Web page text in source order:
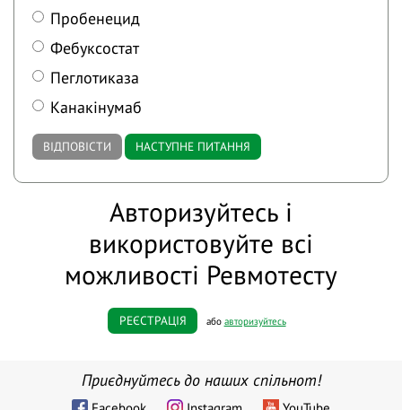
Пробенецид
Фебуксостат
Пеглотиказа
Канакінумаб
ВІДПОВІСТИ НАСТУПНЕ ПИТАННЯ
Авторизуйтесь і
використовуйте всі
можливості Ревмотесту
РЕЄСТРАЦІЯ або авторизуйтесь
Приєднуйтесь до наших спільнот!